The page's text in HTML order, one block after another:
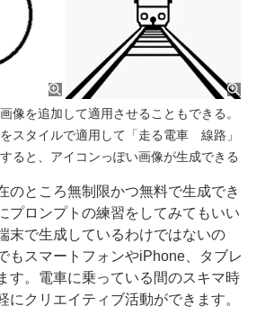
像を追加して適用させることもできる。
スタイルで適用して「走る電車 線路」
ると、アイコンっぽい画像が生成できる
ところ無制限かつ無料で生成でき
プロンプトの練習をしてみてもいい
末で生成しているわけではないの
もスマートフォンやiPhone、タブレ
す。電車に乗っている間のスキマ時
にクリエイティブ活動ができます。